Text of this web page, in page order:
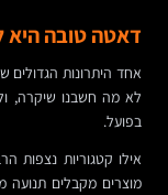
דאטה טובה היא
אחד היתרונות הגדולים
לא מה חשבנו שיקרה,
בפועל.
אילו קטגוריות נצפות
מוצרים מקבלים תנועה